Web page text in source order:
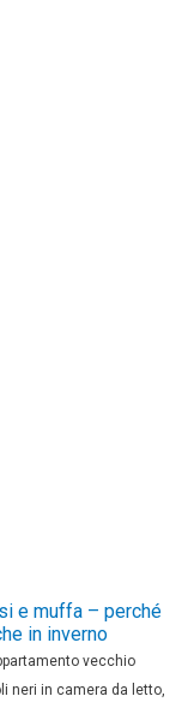
e muffa – perché
in inverno
vecchio
neri in camera da letto,